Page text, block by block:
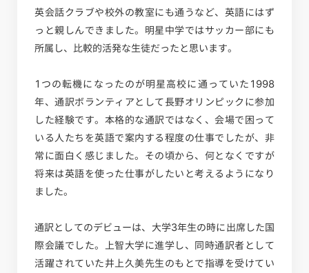
英会話クラブや校外の教室にも通うなど、英語にはず
っと親しんできました。明星中学ではサッカー部にも
所属し、比較的活発な生徒だったと思います。
1つの転機になったのが明星高校に通っていた1998
年、通訳ボランティアとして長野オリンピックに参加
した経験です。本格的な通訳ではなく、会場で困って
いる人たちを英語で案内する程度の仕事でしたが、非
常に面白く感じました。その頃から、何となくですが
将来は英語を使った仕事がしたいと考えるようになり
ました。
通訳としてのデビューは、大学3年生の時に出席した国
際会議でした。上智大学に進学し、同時通訳者として
活躍されていた井上久美先生のもとで指導を受けてい